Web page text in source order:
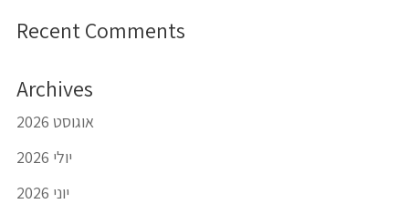
Recent Comments
Archives
אוגוסט 2026
יולי 2026
יוני 2026